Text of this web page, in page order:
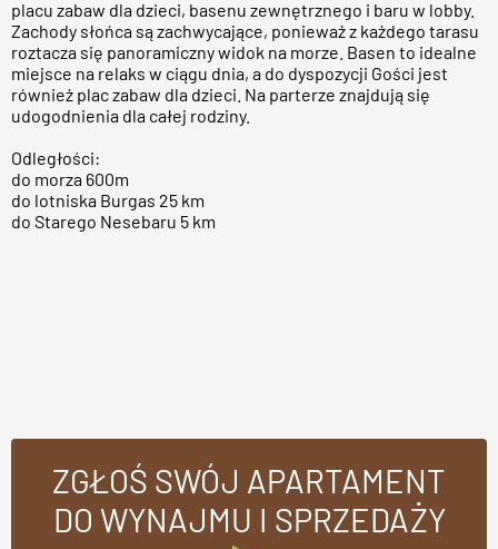
placu zabaw dla dzieci, basenu zewnętrznego i baru w lobby.
Zachody słońca są zachwycające, ponieważ z każdego tarasu
roztacza się panoramiczny widok na morze. Basen to idealne
miejsce na relaks w ciągu dnia, a do dyspozycji Gości jest
również plac zabaw dla dzieci. Na parterze znajdują się
udogodnienia dla całej rodziny.
Odległości:
do morza 600m
do lotniska Burgas 25 km
do Starego Nesebaru 5 km
ZGŁOŚ SWÓJ APARTAMENT
DO WYNAJMU I SPRZEDAŻY